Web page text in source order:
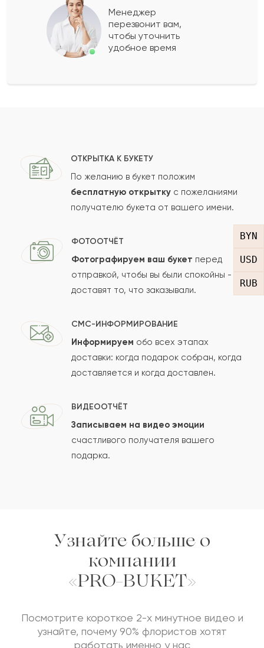
BYN
USD
RUB
Показать еще
Ваш e-mail
Отзыв
Сколько будет
Отзыв будет опубликован после проверки.
Проверяем на спам.
Менеджер
перезвонит вам,
чтобы уточнить
удобное время
ОТКРЫТКА К БУКЕТУ
По желанию в букет положим
бесплатную открытку с пожеланиями
получателю букета от вашего имени.
ФОТООТЧЁТ
Фотографируем ваш букет перед
отправкой, чтобы вы были спокойны -
доставят то, что заказывали.
СМС-ИНФОРМИРОВАНИЕ
Информируем обо всех этапах
доставки: когда подарок собран, когда
доставляется и когда доставлен.
ВИДЕООТЧЁТ
Записываем на видео эмоции
счастливого получателя вашего
подарка.
Узнайте больше о
компании
«PRO-BUKET»
Посмотрите короткое 2-х минутное видео и
узнайте, почему 90% флористов хотят
работать именно у нас